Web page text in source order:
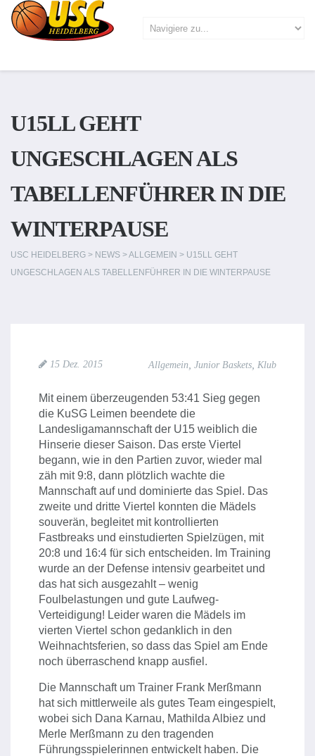
U15LL GEHT
UNGESCHLAGEN ALS
TABELLENFÜHRER IN DIE
WINTERPAUSE
USC HEIDELBERG > NEWS >ALLGEMEIN > U15LL GEHT
UNGESCHLAGEN ALS TABELLENFÜHRER IN DIE WINTERPAUSE
15 Dez. 2015 Allgemein Junior Baskets Klub
Mit einem überzeugenden 53:41 Sieg gegen
die KuSG Leimen beendete die
Landesligamannschaft der U15 weiblich die
Hinserie dieser Saison. Das erste Viertel
begann, wie in den Partien zuvor, wieder mal
zäh mit 9:8, dann plötzlich wachte die
Mannschaft auf und dominierte das Spiel. Das
zweite und dritte Viertel konnten die Mädels
souverän, begleitet mit kontrollierten
Fastbreaks und einstudierten Spielzügen, mit
20:8 und 16:4 für sich entscheiden. Im Training
wurde an der Defense intensiv gearbeitet und
das hat sich ausgezahlt – wenig
Foulbelastungen und gute Laufweg-
Verteidigung! Leider waren die Mädels im
vierten Viertel schon gedanklich in den
Weihnachtsferien, so dass das Spiel am Ende
noch überraschend knapp ausfiel.
Die Mannschaft um Trainer Frank Merßmann
hat sich mittlerweile als gutes Team eingespielt,
wobei sich Dana Karnau, Mathilda Albiez und
Merle Merßmann zu den tragenden
Führungsspielerinnen entwickelt haben. Die